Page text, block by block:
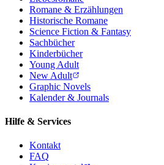
Romane & Erzählungen
Historische Romane
Science Fiction & Fantasy
Sachbücher
Kinderbücher
Young Adult
New Adult
Graphic Novels
Kalender & Journals
Hilfe & Services
Kontakt
FAQ